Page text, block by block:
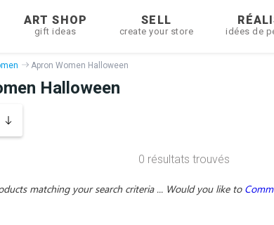
ART SHOP
gift ideas
SELL
create your store idées de
Apron Women Halloween
Halloween
0 résultats trouvés
matching your search criteria ... Would you like to